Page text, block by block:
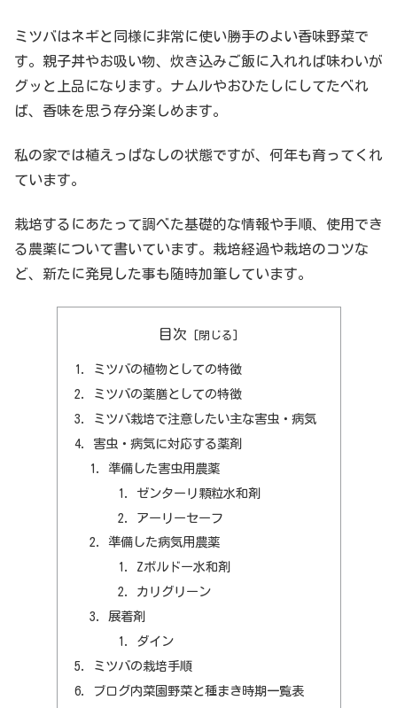
ミツバはネギと同様に非常に使い勝手のよい香味野菜で
す。親子丼やお吸い物、炊き込みご飯に入れれば味わいが
グッと上品になります。ナムルやおひたしにしてたべれ
ば、香味を思う存分楽しめます。
私の家では植えっぱなしの状態ですが、何年も育ってくれ
ています。
栽培するにあたって調べた基礎的な情報や手順、使用でき
る農薬について書いています。栽培経過や栽培のコツな
ど、新たに発見した事も随時加筆しています。
目次
ミツバの植物としての特徴
ミツバの薬膳としての特徴
ミツバ栽培で注意したい主な害虫・病気
害虫・病気に対応する薬剤
準備した害虫用農薬
ゼンターリ顆粒水和剤
アーリーセーフ
準備した病気用農薬
Zボルドー水和剤
カリグリーン
展着剤
ダイン
ミツバの栽培手順
ブログ内菜園野菜と種まき時期一覧表